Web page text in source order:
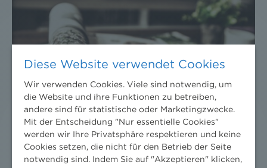
Diese Website verwendet Cookies
Wir verwenden Cookies. Viele sind notwendig, um
die Website und ihre Funktionen zu betreiben,
andere sind für statistische oder Marketingzwecke.
Mit der Entscheidung "Nur essentielle Cookies"
werden wir Ihre Privatsphäre respektieren und keine
Cookies setzen, die nicht für den Betrieb der Seite
notwendig sind. Indem Sie auf "Akzeptieren" klicken,